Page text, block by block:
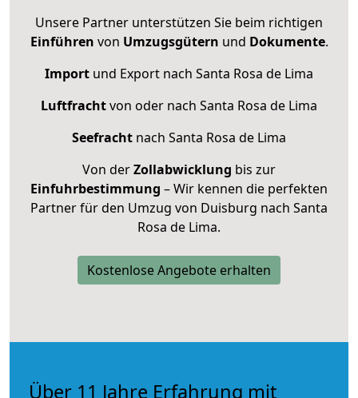
Unsere Partner unterstützen Sie beim richtigen
Einführen von Umzugsgütern und Dokumente.
Import und Export nach Santa Rosa de Lima
Luftfrachtvon oder nach Santa Rosa de Lima
Seefracht nach Santa Rosa de Lima
Von derZollabwicklung bis zur
Einfuhrbestimmung – Wir kennen die perfekten
Partner für den Umzug von Duisburg nach Santa
Rosa de Lima.
Kostenlose Angebote erhalten
Über 11 Jahre Erfahrung mit